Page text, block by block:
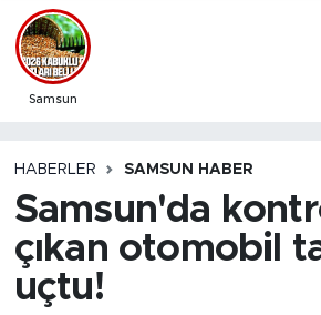
Samsun
HABERLER SAMSUN HABER
Samsun'da
çıkan otomobil
uçtu!
Trafik Durumu
Süper Lig Puan Durumu ve
Son Dakika Haberleri
Haber Arşivi